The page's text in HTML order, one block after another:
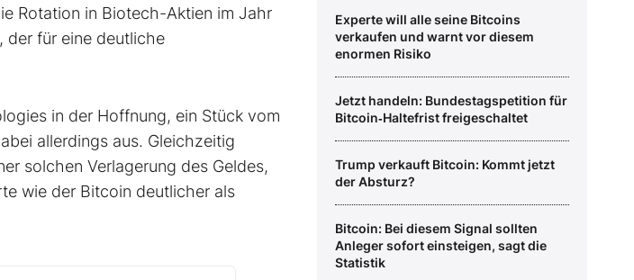
Rotation in Biotech-Aktien im Jahr
der für eine deutliche
in der Hoffnung, ein Stück vom
allerdings aus. Gleichzeitig
solchen Verlagerung des Geldes,
wie der Bitcoin deutlicher als
Experte will alle seine Bitcoins
verkaufen und warnt vor diesem
enormen Risiko
Jetzt handeln: Bundestagspetition für
Bitcoin‑Haltefrist freigeschaltet
Trump verkauft Bitcoin: Kommt jetzt
der Absturz?
Bitcoin: Bei diesem Signal sollten
Anleger sofort einsteigen, sagt die
Statistik